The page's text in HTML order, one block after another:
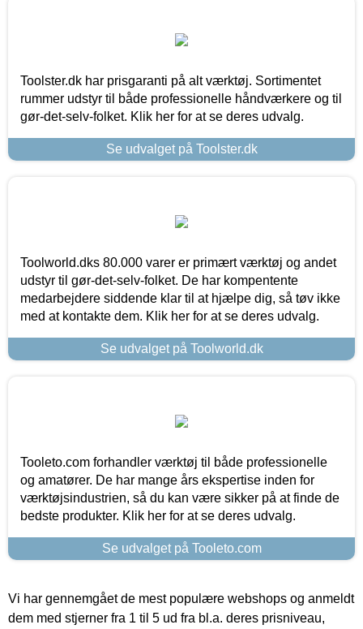
Toolster.dk har prisgaranti på alt værktøj. Sortimentet
rummer udstyr til både professionelle håndværkere og til
gør-det-selv-folket. Klik her for at se deres udvalg.
Se udvalget på Toolster.dk
Toolworld.dks 80.000 varer er primært værktøj og andet
udstyr til gør-det-selv-folket. De har kompentente
medarbejdere siddende klar til at hjælpe dig, så tøv ikke
med at kontakte dem. Klik her for at se deres udvalg.
Se udvalget på Toolworld.dk
Tooleto.com forhandler værktøj til både professionelle
og amatører. De har mange års ekspertise inden for
værktøjsindustrien, så du kan være sikker på at finde de
bedste produkter. Klik her for at se deres udvalg.
Se udvalget på Tooleto.com
Vi har gennemgået de mest populære webshops og anmeldt
dem med stjerner fra 1 til 5 ud fra bl.a. deres prisniveau,